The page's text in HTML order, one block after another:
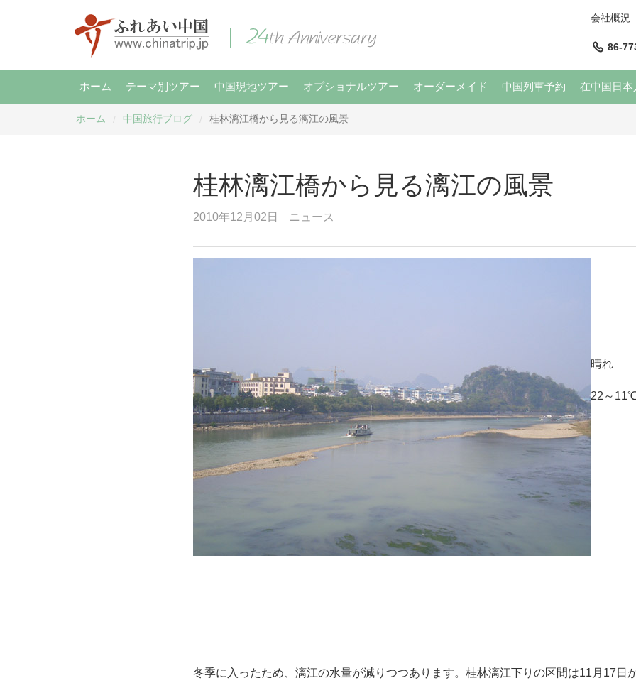
会社概況
86-
ホーム テーマ別ツアー 中国現地ツアー オプショナルツアー オーダーメイド 中国列車予約 在中国日本
ホーム 中国旅行ブログ 桂林漓江橋から見る漓江の風景
桂林漓江橋から見る漓江の風景
2010年12月02日 ニュース
晴れ
22～
冬季に入ったため、漓江の水量が減りつつあります。 桂林漓江下りの区間は11月17日